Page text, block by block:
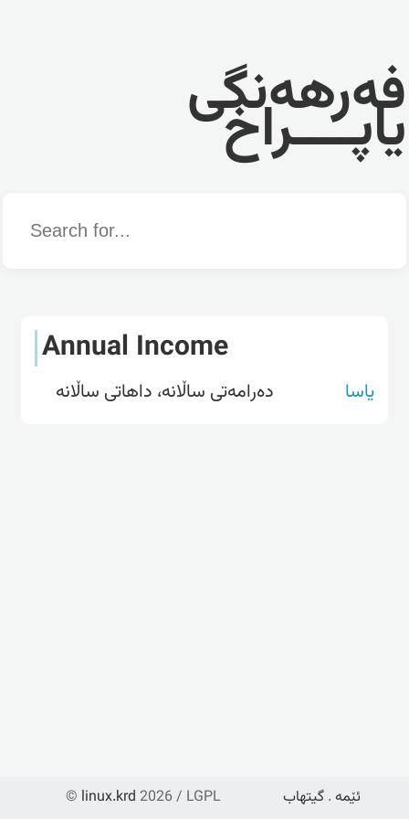
فەرهەنگی
یاپــــراخ
Word
Annual Income
یاسا دەرامەتی ساڵانە، داهاتی ساڵانە
© linux.krd 2026 / LGPL ئێمە . گیتهاب